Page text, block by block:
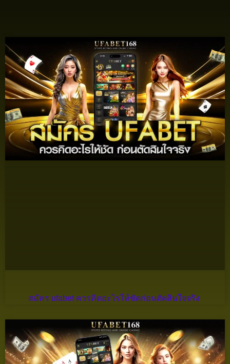
สมัคร ufabet ควรคิดอะไรให้ชัดก่อนตัดสินใจจริง